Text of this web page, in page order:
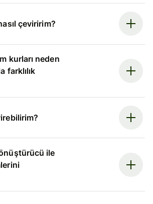
çeviririm?
kurları neden
farklılık
ile